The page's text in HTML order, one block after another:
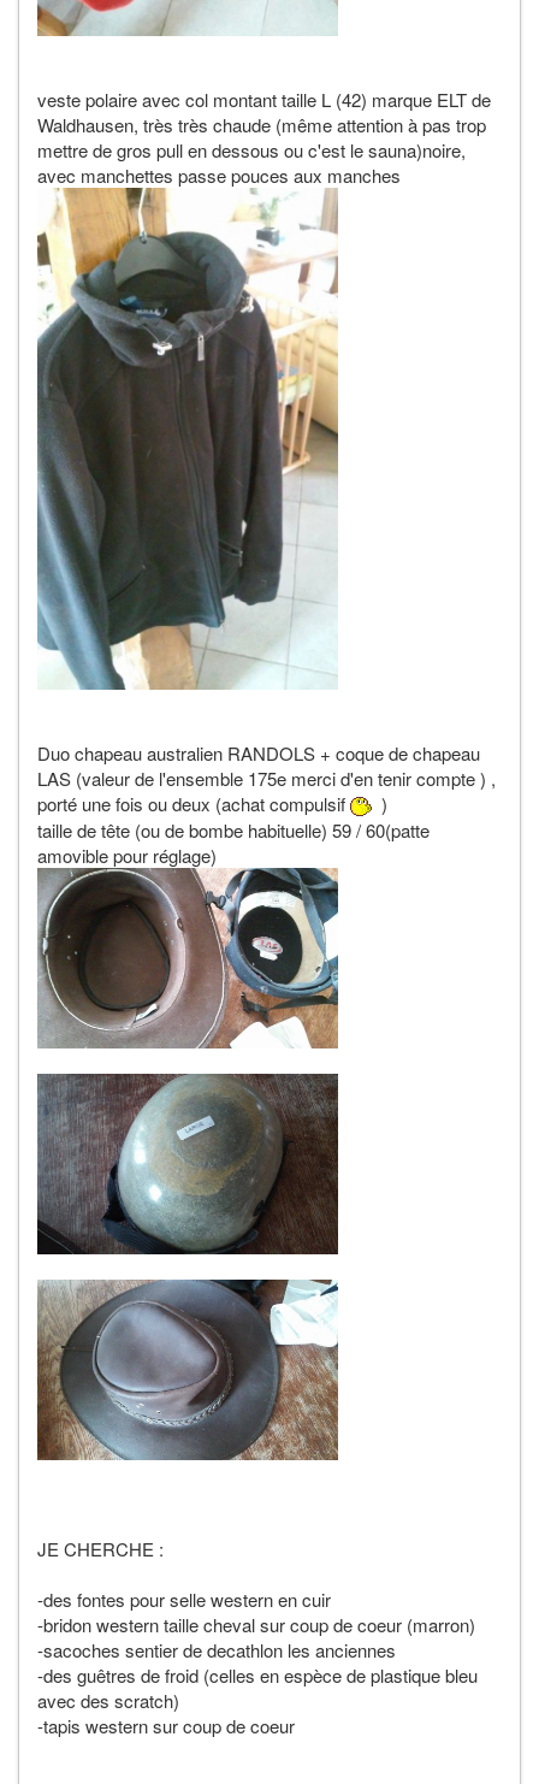
veste polaire avec col montant taille L (42) marque ELT de
Waldhausen, très très chaude (même attention à pas trop
mettre de gros pull en dessous ou c'est le sauna)noire,
avec manchettes passe pouces aux manches
Duo chapeau australien RANDOLS + coque de chapeau
LAS (valeur de l'ensemble 175e merci d'en tenir compte ) ,
porté une fois ou deux (achat compulsif
)
taille de tête (ou de bombe habituelle) 59 / 60(patte
amovible pour réglage)
JE CHERCHE :
-des fontes pour selle western en cuir
-bridon western taille cheval sur coup de coeur (marron)
-sacoches sentier de decathlon les anciennes
-des guêtres de froid (celles en espèce de plastique bleu
avec des scratch)
-tapis western sur coup de coeur